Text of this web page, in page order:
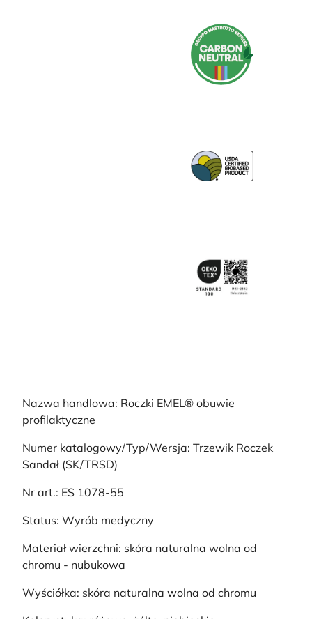
Nazwa handlowa: Roczki EMEL® obuwie
profilaktyczne
Numer katalogowy/Typ/Wersja: Trzewik Roczek
Sandał (SK/TRSD)
Nr art.: ES 1078-55
Status: Wyrób medyczny
Materiał wierzchni: skóra naturalna wolna od
chromu - nubukowa
Wyściółka: skóra naturalna wolna od chromu